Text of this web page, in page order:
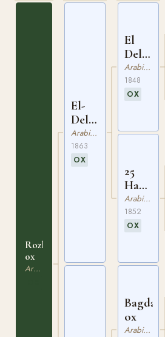
Rozka
ox
Arabiskt Fullblod
El-
Delemi
ox Arabiskt Fullblod
1863
OX
El
Delemi
ox Arabiskt Fullblod
1848
OX
25
Hadla
ox Arabiskt Fullblod
1852
OX
Bagdad
ox
Arabiskt Fullblod